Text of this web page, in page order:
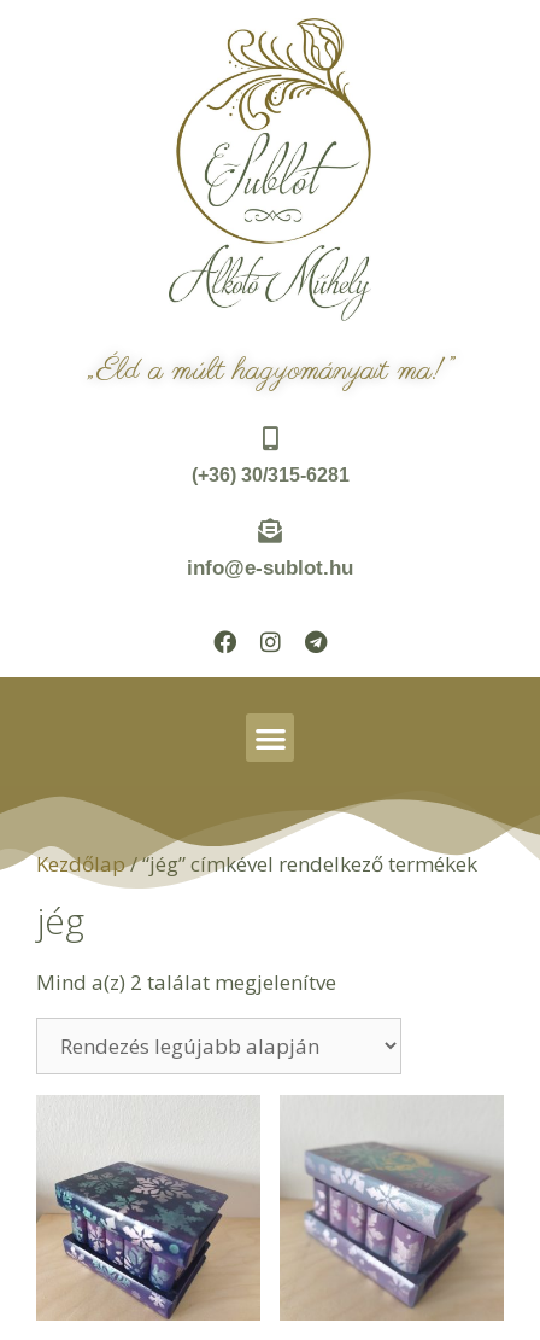
„Éld a múlt hagyományait ma!”
(+36) 30/315-6281
info@e-sublot.hu
Kezdőlap/ “jég” címkével rendelkező termékek
jég
Mind a(z) 2 találat megjelenítve